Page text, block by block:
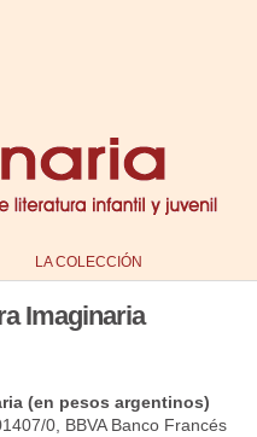
LA COLECCIÓN
Imaginaria
(en pesos argentinos)
0, BBVA Banco Francés